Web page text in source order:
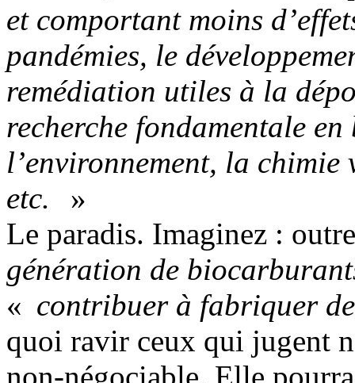
et comportant moins
pandémies, le
remédiation utiles à la
recherche fondamentale
l’environnement, la chimie
etc.
»
Le paradis. Imaginez :
génération de
« contribuer à fabriquer
quoi ravir ceux qui jugent
non-négociable. Elle